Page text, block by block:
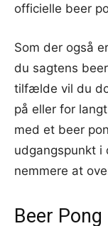
officielle beer
Som der også
du sagtens
tilfælde vil du
på eller for
med et beer
udgangspunkt i
nemmere at
Beer